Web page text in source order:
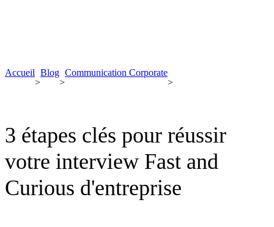
Accueil
>
Blog
>
Communication Corporate
>
3 étapes clés pour réussir
votre interview Fast and
Curious d'entreprise